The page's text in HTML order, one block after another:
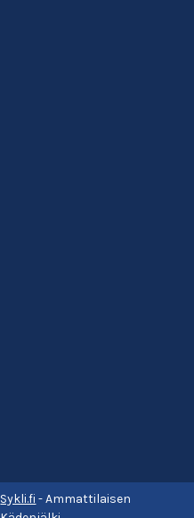
Sykli.fi - Ammattilaisen